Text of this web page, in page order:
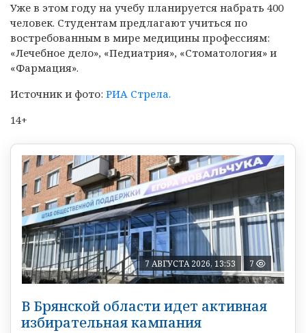
Уже в этом году на учебу планируется набрать 400
человек. Студентам предлагают учиться по
востребованным в мире медицины профессиям:
«Лечебное дело», «Педиатрия», «Стоматология» и
«Фармация».
Источник и фото: РИА Стрела.
14+
7 АВГУСТА 2026, 13:53 7
В Брянской области идет активная
избирательная кампания